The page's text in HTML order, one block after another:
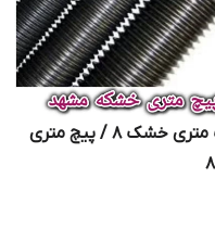
پیچ یک متری خشک 8 / پیچ متری